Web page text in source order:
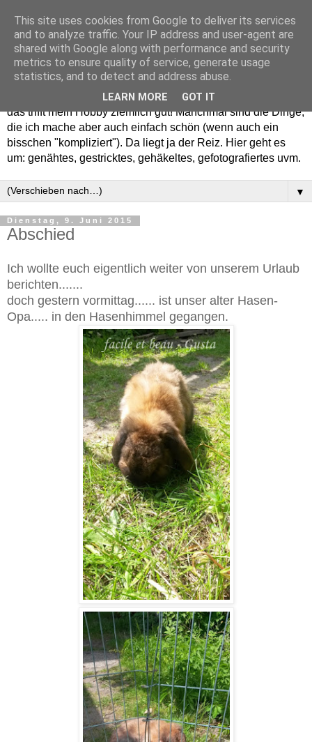
Willkommen in meinem "Wohnzimmer". Einfach und schön -
das trifft mein Hobby ziemlich gut! Manchmal sind die Dinge,
die ich mache aber auch einfach schön (wenn auch ein
bisschen "kompliziert"). Da liegt ja der Reiz. Hier geht es
um: genähtes, gestricktes, gehäkeltes, gefotografiertes uvm.
▼
Dienstag, 9. Juni 2015
Abschied
Ich wollte euch eigentlich weiter von unserem Urlaub
berichten.......
doch gestern vormittag...... ist unser alter Hasen-
Opa..... in den Hasenhimmel gegangen.
This site uses cookies from Google to deliver its services
and to analyze traffic. Your IP address and user-agent are
shared with Google along with performance and security
metrics to ensure quality of service, generate usage
statistics, and to detect and address abuse.
LEARN MORE GOT IT